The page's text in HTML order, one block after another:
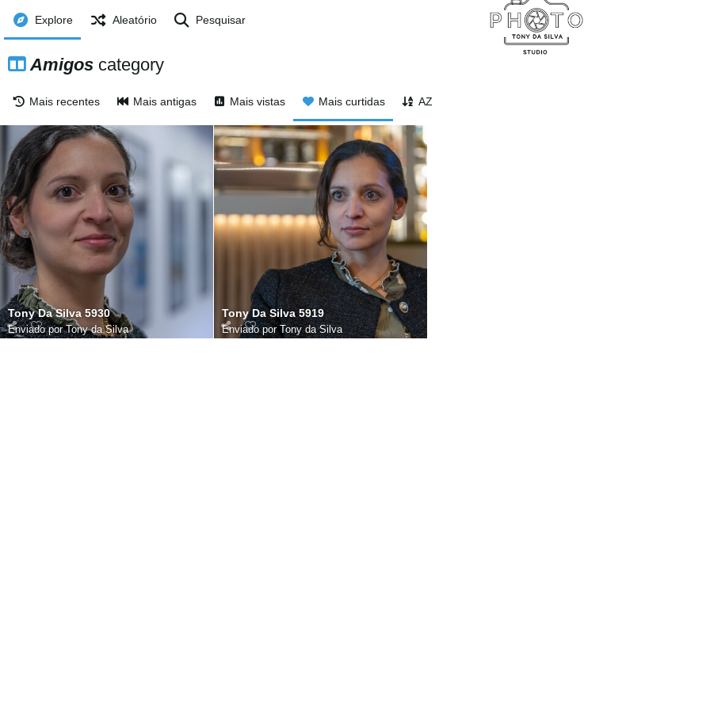
Explore Aleatório Pesquisar
Amigos category
Mais recentes Mais antigas Mais vistas Mais curtidas AZ
Tony Da Silva 5930
Enviado porTony da Silva
Tony Da Silva 5919
Enviado porTony da Silva